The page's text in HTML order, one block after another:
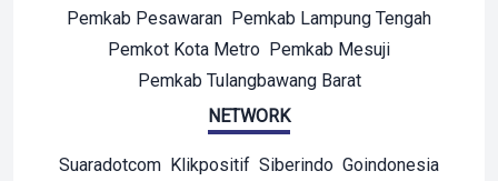
Pemkab Pesawaran Pemkab Lampung Tengah
Pemkot Kota Metro Pemkab Mesuji
Pemkab Tulangbawang Barat
NETWORK
Suaradotcom Klikpositif Siberindo Goindonesia